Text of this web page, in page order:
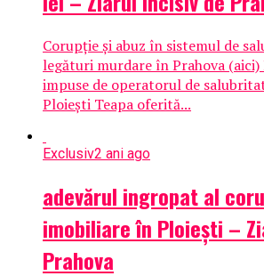
Corupție și abuz în sistemul de
legături murdare în Prahova
impuse de operatorul de
Ploiești Teapa oferită...
Exclusiv2 ani ago
adevărul ingropat al
imobiliare în Ploiești –
Prahova